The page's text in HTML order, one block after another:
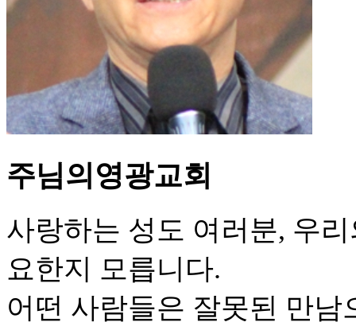
주님의영광교회
사랑하는 성도 여러분, 우
요한지 모릅니다.
어떤 사람들은 잘못된 만